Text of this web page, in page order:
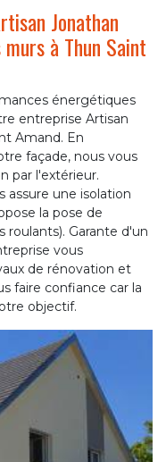
Jonathan
murs à Thun Saint
énergétiques
entreprise Artisan
Amand. En
façade, nous vous
par l'extérieur.
assure une isolation
la pose de
Garante d'un
vous
de rénovation et
faire confiance car la
objectif.